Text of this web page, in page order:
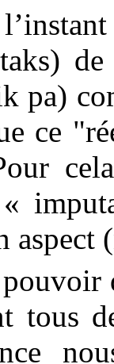
de
pa)
ce
aspect
tous